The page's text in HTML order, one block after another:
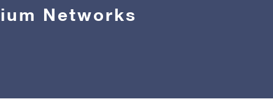
Networks